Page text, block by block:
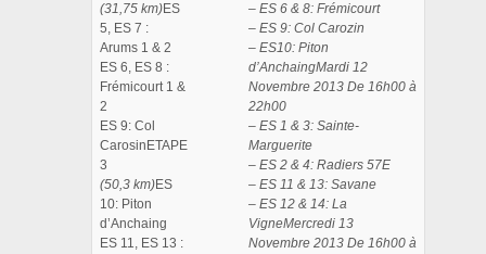
(31,75 km)ES
5, ES 7 :
Arums 1 & 2
ES 6, ES 8 :
Frémicourt 1 &
2
ES 9: Col
CarosinETAPE
3
(50,3 km)ES
10: Piton
d’Anchaing
ES 11, ES 13 :
– ES 6 & 8: Frémicourt
– ES 9: Col Carozin
– ES10: Piton
d’AnchaingMardi 12
Novembre 2013 De 16h00 à
22h00
– ES 1 & 3: Sainte-
Marguerite
– ES 2 & 4: Radiers 57E
– ES 11 & 13: Savane
– ES 12 & 14: La
VigneMercredi 13
Novembre 2013 De 16h00 à